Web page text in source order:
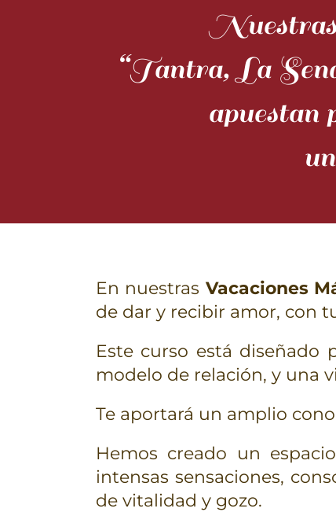
Nuestras
“Tantra, La
apuestan
En nuestras Vacaciones
de dar y recibir amor, con
Este curso está
modelo de relación, y una
Te aportará un amplio
Hemos creado un espacio
intensas sensaciones,
de vitalidad y gozo.